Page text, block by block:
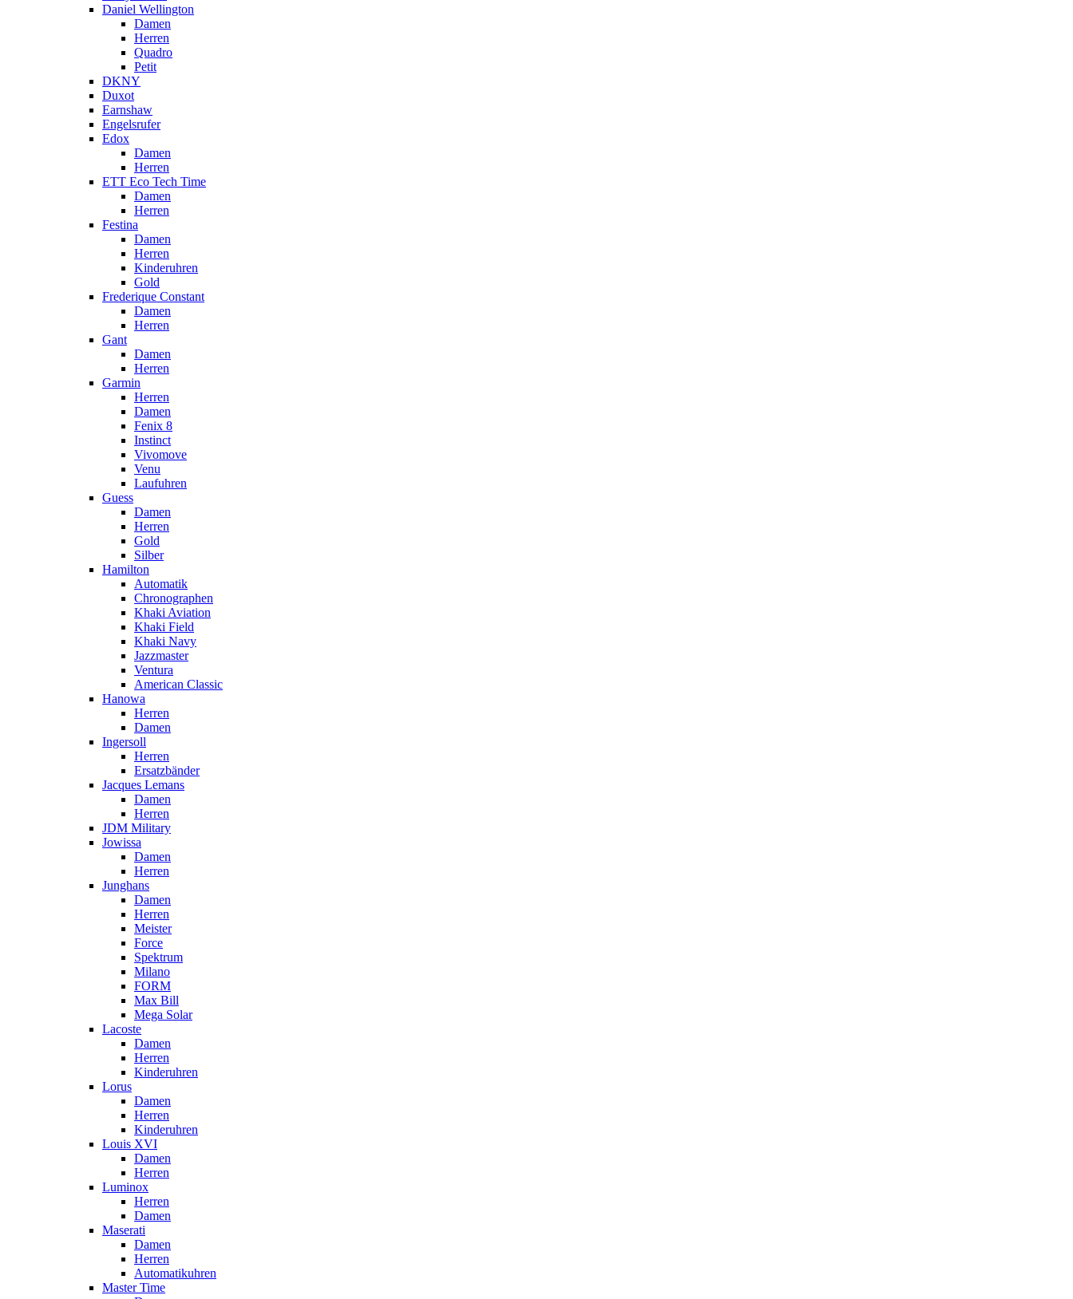
Daniel Wellington
Damen
Herren
Quadro
Petit
DKNY
Duxot
Earnshaw
Engelsrufer
Edox
Damen
Herren
ETT Eco Tech Time
Damen
Herren
Festina
Damen
Herren
Kinderuhren
Gold
Frederique Constant
Damen
Herren
Gant
Damen
Herren
Garmin
Herren
Damen
Fenix 8
Instinct
Vivomove
Venu
Laufuhren
Guess
Damen
Herren
Gold
Silber
Hamilton
Automatik
Chronographen
Khaki Aviation
Khaki Field
Khaki Navy
Jazzmaster
Ventura
American Classic
Hanowa
Herren
Damen
Ingersoll
Herren
Ersatzbänder
Jacques Lemans
Damen
Herren
JDM Military
Jowissa
Damen
Herren
Junghans
Damen
Herren
Meister
Force
Spektrum
Milano
FORM
Max Bill
Mega Solar
Lacoste
Damen
Herren
Kinderuhren
Lorus
Damen
Herren
Kinderuhren
Louis XVI
Damen
Herren
Luminox
Herren
Damen
Maserati
Damen
Herren
Automatikuhren
Master Time